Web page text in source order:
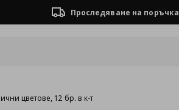
Проследяване на поръчка
цветове, 12 бр. в к-т